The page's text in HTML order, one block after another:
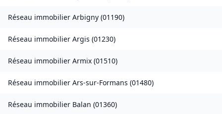
Réseau immobilier Arbigny (01190)
Réseau immobilier Argis (01230)
Réseau immobilier Armix (01510)
Réseau immobilier Ars-sur-Formans (01480)
Réseau immobilier Balan (01360)